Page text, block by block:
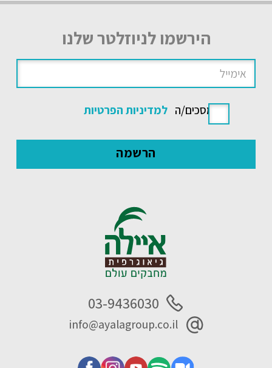
הירשמו לניוזלטר שלנו
אני מסכים/ה למדיניות הפרטיות
03-9436030
info@ayalagroup.co.il